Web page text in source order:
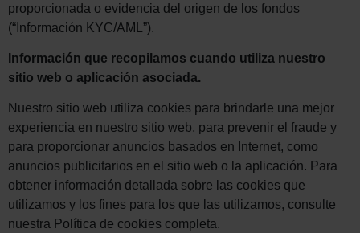
proporcionada o evidencia del origen de los fondos
(“Información KYC/AML”).
Información que recopilamos cuando utiliza nuestro
sitio web o aplicación asociada.
Nuestro sitio web utiliza cookies para brindarle una mejor
experiencia en nuestro sitio web, para prevenir el fraude y
para proporcionar anuncios basados ​​en Internet, como
anuncios publicitarios en el sitio web o la aplicación. Para
obtener información detallada sobre las cookies que
utilizamos y los fines para los que las utilizamos, consulte
nuestra Política de cookies completa.